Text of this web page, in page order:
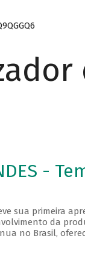
-
sua primeira
da
no Brasil,